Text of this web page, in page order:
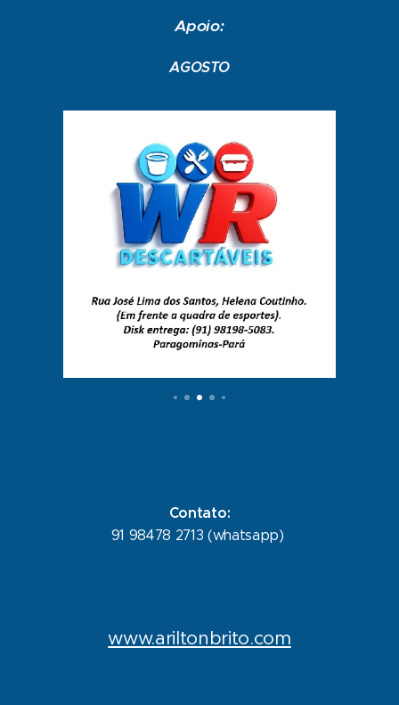
Apoio:
AGOSTO
Contato:
91 98478 2713 (whatsapp)
www.ariltonbrito.com